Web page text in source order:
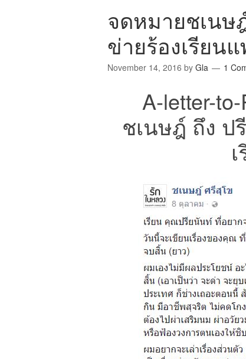
จดหมายชเนษ
ข่ายร้องเรียน
November 14, 2016 by Gla 1
A-letter-
ชเนษฎ์ ถึง ป